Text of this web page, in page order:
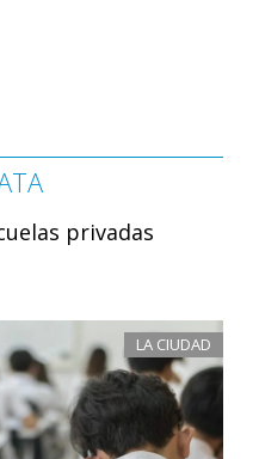
privadas
LA CIUDAD